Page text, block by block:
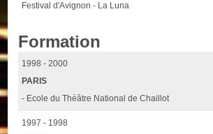
Festival d'Avignon - La Luna
Formation
1998 - 2000
PARIS
- Ecole du Théâtre National de Chaillot
1997 - 1998